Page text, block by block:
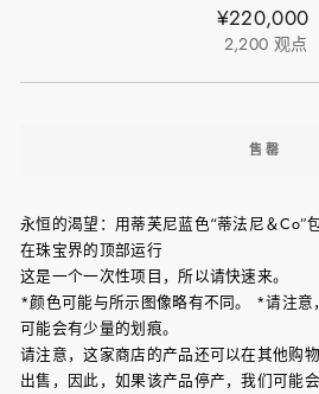
正
常
¥220,000
2,200 观点
售罄
永恒的渴望：用蒂芙尼蓝色“蒂法尼＆Co”
在珠宝界的顶部运行
这是一个一次性项目，所以请快速来。
*颜色可能与所示图像略有不同。 *请注意
可能会有少量的划痕。
请注意，这家商店的产品还可以在其他购
出售，因此，如果该产品停产，我们可能